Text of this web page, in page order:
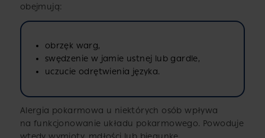
obejmują:
obrzęk warg,
swędzenie w jamie ustnej lub gardle,
uczucie odrętwienia języka.
Alergia pokarmowa u niektórych osób wpływa
na funkcjonowanie układu pokarmowego. Powoduje